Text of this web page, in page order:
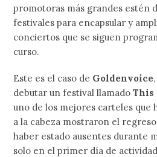
promotoras más grandes estén
festivales para encapsular y
conciertos que se siguen
curso.
Este es el caso de Goldenvoice
debutar un festival llamado This
uno de los mejores carteles que
a la cabeza mostraron el
haber estado ausentes durante
solo en el primer día de